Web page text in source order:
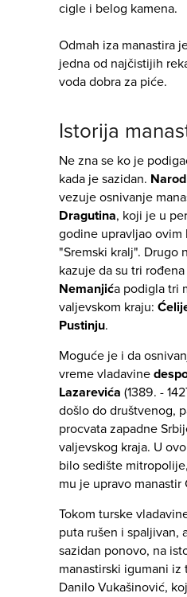
cigle i belog kamena.
Odmah iza manastira
jedna od najčistijih
voda dobra za piće.
Istorija
Ne zna se ko je
kada je sazidan.
vezuje osnivanje
Dragutina, koji je u
godine upravljao ovim
"Sremski kralj". Drugo
kazuje da su tri
Nemanjića podigla tri
valjevskom kraju:
Pustinju.
Moguće je i da
vreme vladavine
Lazarevića (1389. -
došlo do društvenog,
procvata zapadne
valjevskog kraja. U
bilo sedište
mu je upravo manastir
Tokom turske
puta rušen i spaljivan,
sazidan ponovo, na
manastirski igumani iz
Danilo Vukašinović,